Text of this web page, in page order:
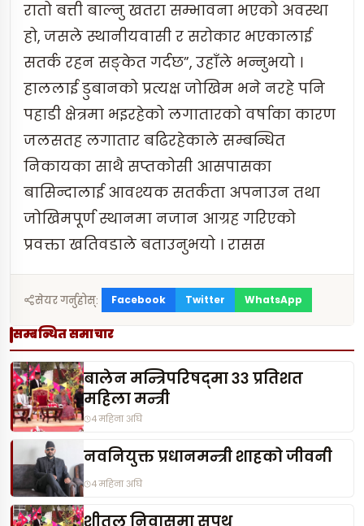
रातो बत्ती बाल्नु खतरा सम्भावना भएको अवस्था
हो, जसले स्थानीयवासी र सरोकार भएकालाई
सतर्क रहन सङ्केत गर्दछ”, उहाँले भन्नुभयो ।
हाललाई डुबानको प्रत्यक्ष जोखिम भने नरहे पनि
पहाडी क्षेत्रमा भइरहेको लगातारको वर्षाका कारण
जलसतह लगातार बढिरहेकाले सम्बन्धित
निकायका साथै सप्तकोसी आसपासका
बासिन्दालाई आवश्यक सतर्कता अपनाउन तथा
जोखिमपूर्ण स्थानमा नजान आग्रह गरिएको
प्रवक्ता खतिवडाले बताउनुभयो । रासस
सेयर गर्नुहोस्: Facebook Twitter WhatsApp
सम्बन्धित समाचार
बालेन मन्त्रिपरिषद्‌मा ३३ प्रतिशत
महिला मन्त्री
4 महिना अघि
नवनियुक्त प्रधानमन्त्री शाहको जीवनी
4 महिना अघि
शीतल निवासमा सपथ